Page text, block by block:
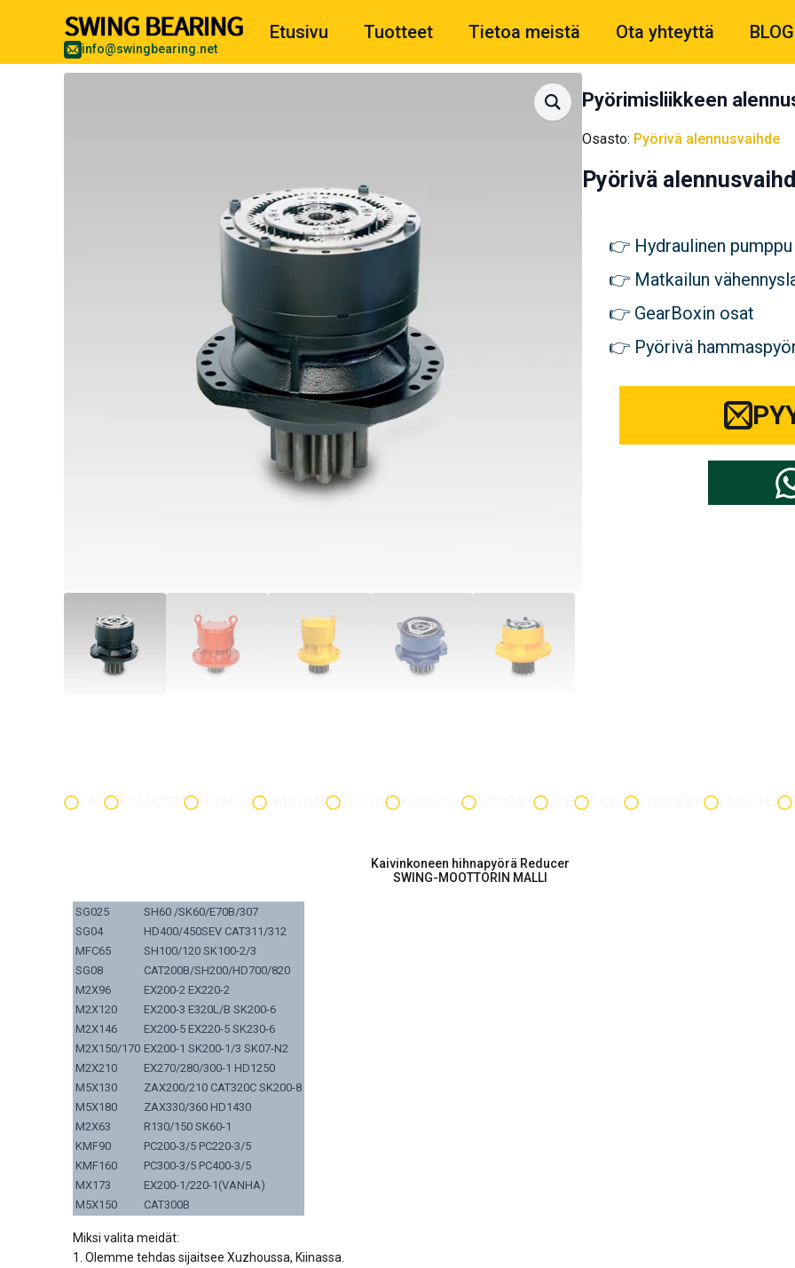
info@swingbearing.net
Etusivu Tuotteet Tietoa meistä Ota yhteyttä
Pyörimisliikkeen
Osasto: Pyörivä alennusvaihde
Pyörivä
Hydraulinen pumppu
Matkailun
GearBoxin osat
Pyörivä
Kaivinkoneen hihnapyörä Reducer
SWING-MOOTTORIN MALLI
SG025
SH60 /SK60/E70B/307
SG04
HD400/450SEV CAT311/312
MFC65
SH100/120 SK100-2/3
SG08
CAT200B/SH200/HD700/820
M2X96
EX200-2 EX220-2
M2X120
EX200-3 E320L/B SK200-6
M2X146
EX200-5 EX220-5 SK230-6
M2X150/170 EX200-1 SK200-1/3 SK07-N2
M2X210
EX270/280/300-1 HD1250
M5X130
ZAX200/210 CAT320C SK200-8
M5X180
ZAX330/360 HD1430
M2X63
R130/150 SK60-1
KMF90
PC200-3/5 PC220-3/5
KMF160
PC300-3/5 PC400-3/5
MX173
EX200-1/220-1(VANHA)
M5X150
CAT300B
Miksi valita meidät:
1. Olemme tehdas sijaitsee Xuzhoussa, Kiinassa.